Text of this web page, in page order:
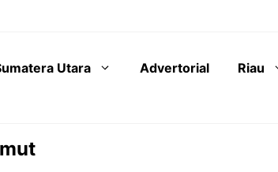
Utara Advertorial Riau